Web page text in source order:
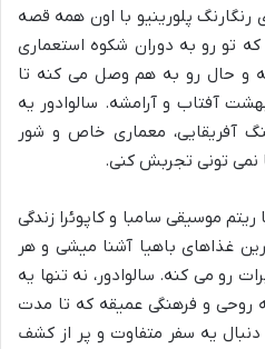
رنگارنگ پلورینیو با اون همه قصه
که تو رو به دوران شکوه استعماری
و حال رو به هم وصل می کنه تا
آفتاب و آرامشه. سالوادور یه
آفریقایی، معماری خاص و شور
نمی تونی تجربش کنی.
موسیقی سامبا و کاپوئرا زندگی
غذاهای باهیا آشنا میشی و هر
رو می کنه. سالوادور، نه تنها یه
روحی و فرهنگی عمیقه که تا مدت
یه سفر متفاوت و پر از کشف